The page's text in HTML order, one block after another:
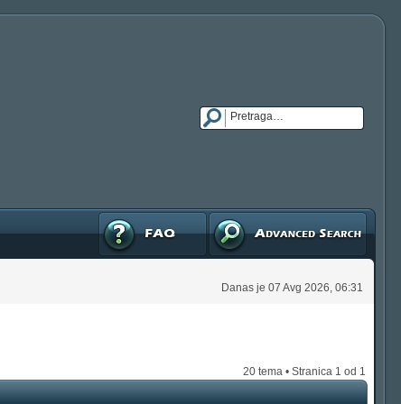
Napredna pretraga
FAQ
Danas je 07 Avg 2026, 06:31
20 tema • Stranica 1 od 1